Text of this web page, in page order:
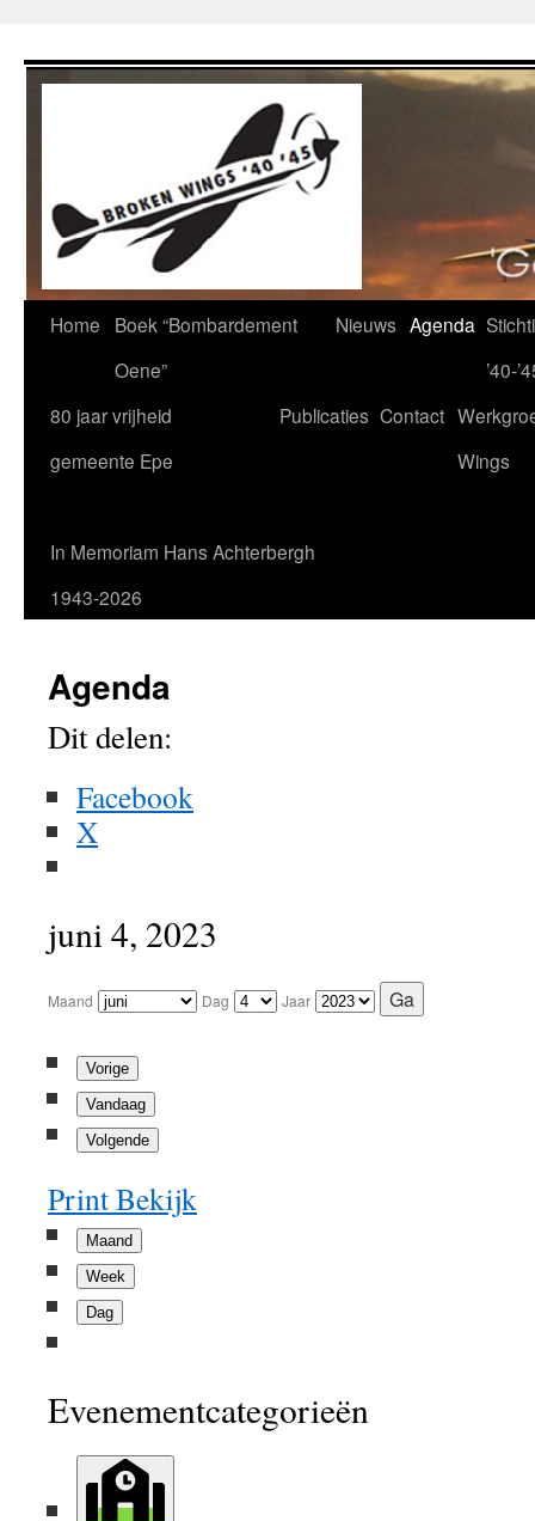
naar
Home
Boek “Bombardement
Oene”
Nieuws Agenda
’40-
80 jaar vrijheid
gemeente Epe
Publicaties Contact
Wings
In Memoriam Hans Achterbergh
1943-2026
Agenda
Dit delen:
Facebook
X
juni 4, 2023
Maand Dag Jaar
Vorige
Vandaag
Volgende
PrintBekijk
Maand
Week
Dag
Evenementcategorieën